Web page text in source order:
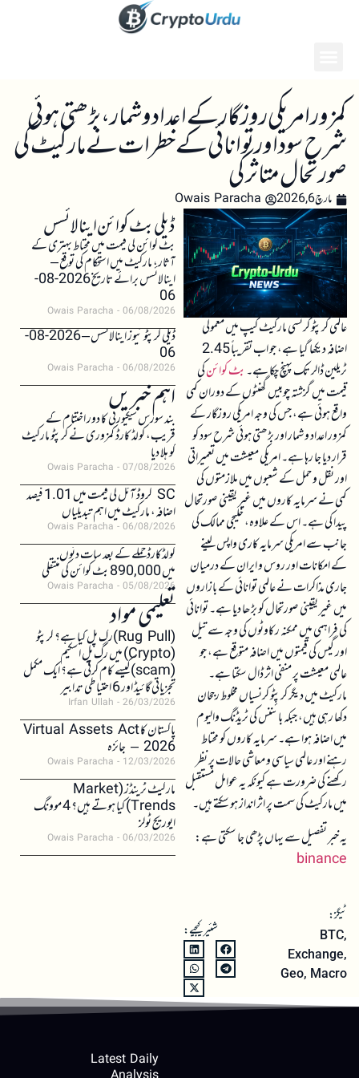
کمزور امریکی روزگار کے اعداد و شمار، بڑھتی ہوئی
شرح سود اور توانائی کے خطرات نے مارکیٹ کی
صورتحال متاثر کی
مارچ 6, 2026 Owais Paracha
عالمی کرپٹو کرنسی مارکیٹ کیپ میں معمولی
اضافہ دیکھا گیا ہے، جو اب تقریباً 2.45
ٹریلین ڈالر تک پہنچ چکا ہے۔بٹ کوائنکی
قیمت میں گزشتہ چوبیس گھنٹوں کے دوران کمی
واقع ہوئی ہے، جس کی وجہ امریکی روزگار کے
کمزور اعداد و شمار اور بڑھتی ہوئی شرح سود کو
قرار دیا جا رہا ہے۔ امریکی معیشت میں تعمیراتی
اور نقل و حمل کے شعبوں میں ملازمتوں کی
کمی نے سرمایہ کاروں میں غیر یقینی صورتحال
پیدا کی ہے۔ اس کے علاوہ، خلیجی ممالک کی
جانب سے امریکی سرمایہ کاری واپس لینے
کے امکانات اور روس و ایران کے درمیان
جاری مذاکرات نے عالمی توانائی کے بازاروں
میں غیر یقینی صورتحال کو بڑھا دیا ہے۔ توانائی
کی فراہمی میں ممکنہ رکاوٹوں کی وجہ سے تیل
اور گیس کی قیمتوں میں اضافہ متوقع ہے، جو
عالمی معیشت پر منفی اثر ڈال سکتا ہے۔
مارکیٹ میں دیگر کرپٹو کرنسیاں مخلوط رجحان
دکھا رہی ہیں، جبکہ بائننس کی ٹریڈنگ والیوم
میں اضافہ ہوا ہے۔ سرمایہ کاروں کو محتاط
رہنے اور عالمی سیاسی و معاشی حالات پر نظر
رکھنے کی ضرورت ہے کیونکہ یہ عوامل مستقبل
میں مارکیٹ کی سمت پر اثر انداز ہو سکتے ہیں۔
یہ خبر تفصیل سے یہاں پڑھی جا سکتی ہے:
binance
ٹیگز:
BTC,
Exchange,
Geo, Macro
شئیر کیجیے:
ڈیلی بٹ کوائن اینالائسس
بٹ کوائن کی قیمت میں محتاط بہتری کے
آثار، مارکیٹ میں استحکام کی توقع –
اینالائسس برائے تاریخ 2026-08-
06
Owais Paracha 06/08/2026
ڈیلی کرپٹو نیوز اینالائسس – 2026-08-
06
Owais Paracha 06/08/2026
اہم خبریں
بند سورس سیکیورٹی کا دور اختتام کے
قریب، کولڈ کارڈ کمزوری نے کرپٹو مارکیٹ
کو ہلا دیا
Owais Paracha 07/08/2026
SC کروڈ آئل کی قیمت میں 1.01 فیصد
اضافہ، مارکیٹ میں اہم تبدیلیاں
Owais Paracha 06/08/2026
کولڈکارڈ حملے کے بعد سات دنوں
میں 890,000 بٹ کوائن کی منتقلی
Owais Paracha 05/08/2026
تعلیمی مواد(Rug Pull)رگ پل کیا ہے؟ کرپٹو
(Crypto) میں رگ پل اسکیم
(scam)کیسے کام کرتی ہے؟ ایک مکمل
تجزیاتی گائیڈ اور 6 احتیاطی تدابیر
Irfan Ullah 26/03/2026
پاکستان کا Virtual Assets Act
2026 – جائزہ
Owais Paracha 12/03/2026
مارکیٹ ٹرینڈز (Market
Trends) کیا ہوتے ہیں؟ 4 موونگ
ایوریج ٹولز
Owais Paracha 06/03/2026
Latest Daily